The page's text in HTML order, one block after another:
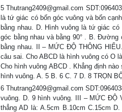
5Thutrang2409@gmail.com
là tứ giác có bốn góc vuông và bốn
bằng nhau. D. Hình vuông là tứ giác
góc bằng nhau và bằng 90° . B.
bằng nhau. II – MỨC ĐỘ THÔNG
câu sai. Cho ABCD là hình vuông có O
Cho hình vuông ABCD . Khẳng định
hình vuông. A. 5 B. 6 C. 7 D. 8 TRỌN
6Thutrang2409@gmail.com
vuông. D. 9 hình vuông. III – MỨC ĐỘ
thẳng AD là: A.5cm B.10cm C.15cm